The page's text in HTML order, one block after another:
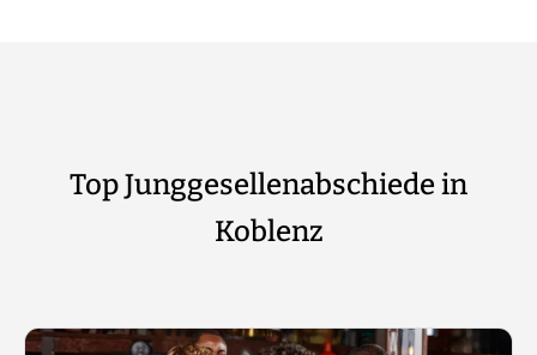
Top Junggesellenabschiede in
Koblenz